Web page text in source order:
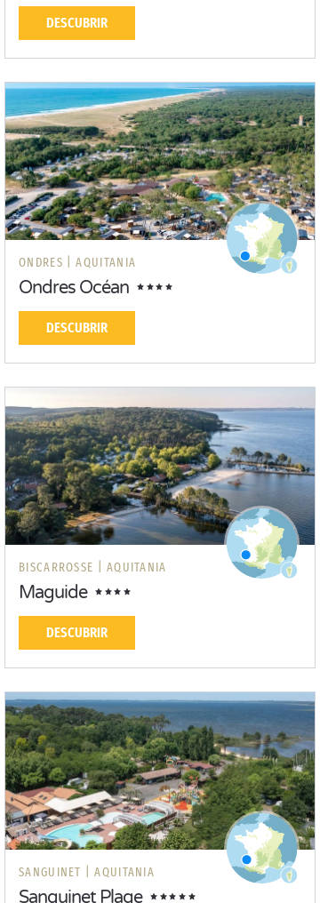
DESCUBRIR
ONDRES | AQUITANIA
Ondres Océan
DESCUBRIR
BISCARROSSE | AQUITANIA
Maguide
DESCUBRIR
SANGUINET | AQUITANIA
Sanguinet Plage